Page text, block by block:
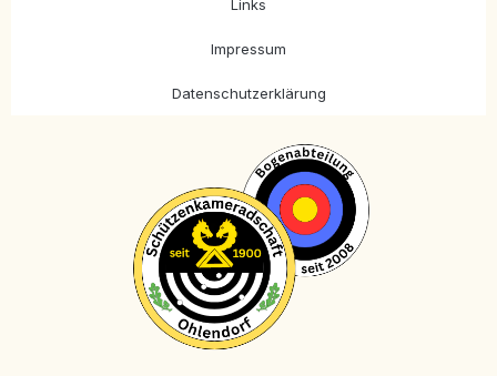
Links
Impressum
Datenschutzerklärung